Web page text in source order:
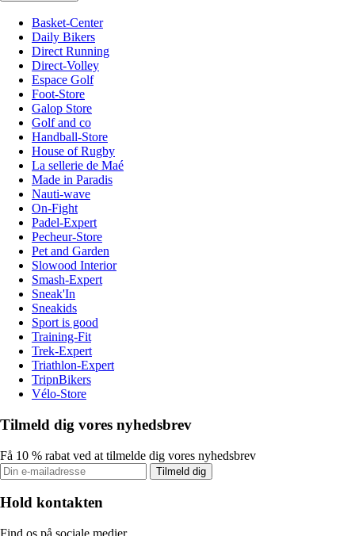
Basket-Center
Daily Bikers
Direct Running
Direct-Volley
Espace Golf
Foot-Store
Galop Store
Golf and co
Handball-Store
House of Rugby
La sellerie de Maé
Made in Paradis
Nauti-wave
On-Fight
Padel-Expert
Pecheur-Store
Pet and Garden
Slowood Interior
Smash-Expert
Sneak'In
Sneakids
Sport is good
Training-Fit
Trek-Expert
Triathlon-Expert
TripnBikers
Vélo-Store
Tilmeld dig vores nyhedsbrev
Få 10 % rabat ved at tilmelde dig vores nyhedsbrev
Tilmeld dig
Hold kontakten